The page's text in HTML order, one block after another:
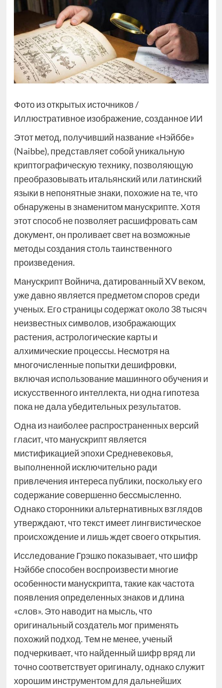
Фото из открытых источников /
Иллюстративное изображение, созданное ИИ
Этот метод, получивший название «Нэйббе»
(Naibbe), представляет собой уникальную
криптографическую технику, позволяющую
преобразовывать итальянский или латинский
языки в непонятные знаки, похожие на те, что
обнаружены в знаменитом манускрипте. Хотя
этот способ не позволяет расшифровать сам
документ, он проливает свет на возможные
методы создания столь таинственного
произведения.
Манускрипт Войнича, датированный XV веком,
уже давно является предметом споров среди
ученых. Его страницы содержат около 38 тысяч
неизвестных символов, изображающих
растения, астрологические карты и
алхимические процессы. Несмотря на
многочисленные попытки дешифровки,
включая использование машинного обучения и
искусственного интеллекта, ни одна гипотеза
пока не дала убедительных результатов.
Одна из наиболее распространенных версий
гласит, что манускрипт является
мистификацией эпохи Средневековья,
выполненной исключительно ради
привлечения интереса публики, поскольку его
содержание совершенно бессмысленно.
Однако сторонники альтернативных взглядов
утверждают, что текст имеет лингвистическое
происхождение и лишь ждет своего открытия.
Исследование Грэшко показывает, что шифр
Нэйббе способен воспроизвести многие
особенности манускрипта, такие как частота
появления определенных знаков и длина
«слов». Это наводит на мысль, что
оригинальный создатель мог применять
похожий подход. Тем не менее, ученый
подчеркивает, что найденный шифр вряд ли
точно соответствует оригиналу, однако служит
хорошим инструментом для дальнейших